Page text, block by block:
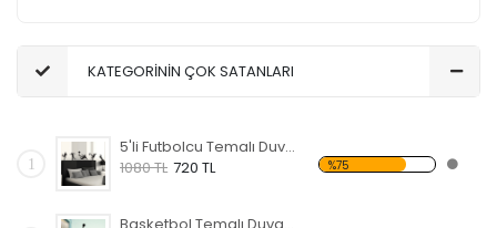
KATEGORİNİN ÇOK SATANLARI
1
5'li Futbolcu Temalı Duvar Sticker
1080 TL 720 TL %75